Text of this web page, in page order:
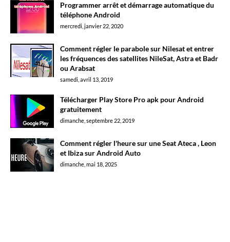
Programmer arrêt et démarrage automatique du
téléphone Android
mercredi, janvier 22, 2020
Comment régler le parabole sur Nilesat et entrer
les fréquences des satellites NileSat, Astra et Badr
ou Arabsat
samedi, avril 13, 2019
Télécharger Play Store Pro apk pour Android
gratuitement
dimanche, septembre 22, 2019
Comment régler l'heure sur une Seat Ateca , Leon
et Ibiza sur Android Auto
dimanche, mai 18, 2025